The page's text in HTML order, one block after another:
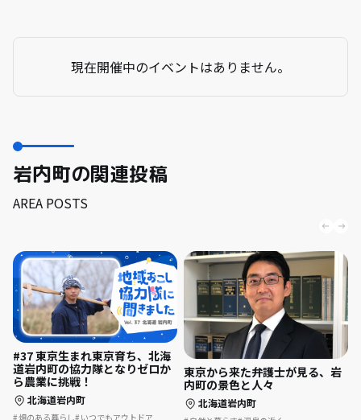
現在開催中のイベントはありません。
岩内町の関連投稿
AREA POSTS
#37 東京生まれ東京育ち、北海
道岩内町の協力隊となりゼロか
ら農業に挑戦！
北海道岩内町
畑のある暮らし いつでもアウトドア
東京から来た弁護士が見る、岩
内町の景色と人々
北海道岩内町